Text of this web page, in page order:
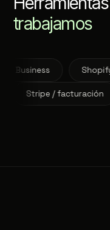
trabajamos
Shopify
Stripe /